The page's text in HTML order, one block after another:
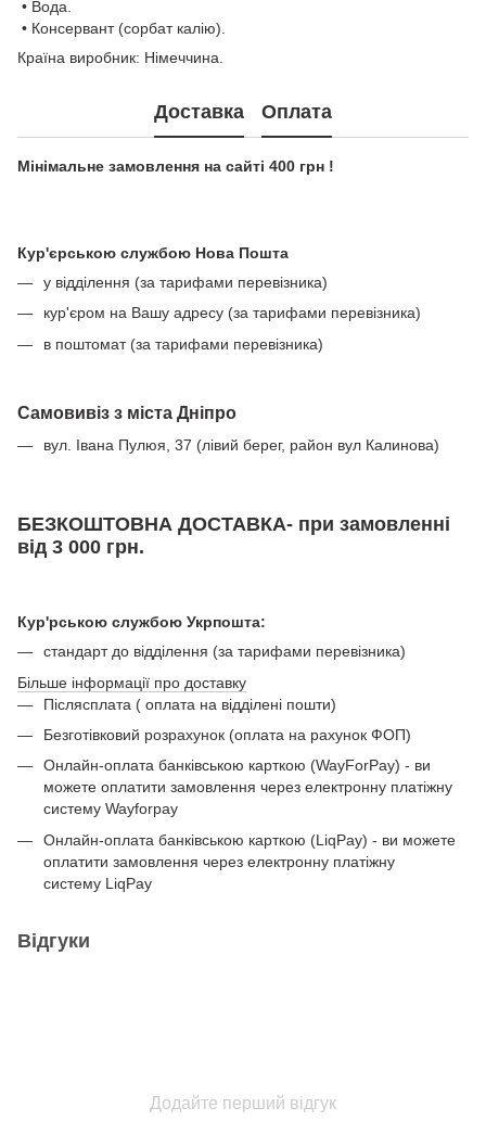
• Вода.
• Консервант (сорбат калію).
Країна виробник: Німеччина.
Доставка Оплата
Мінімальне замовлення на сайті 400 грн !
Кур'єрською службою Нова Пошта
у відділення (за тарифами перевізника)
кур'єром на Вашу адресу (за тарифами перевізника)
в поштомат (за тарифами перевізника)
Самовивіз з міста Дніпро
вул. Івана Пулюя, 37 (лівий берег, район вул Калинова)
БЕЗКОШТОВНА ДОСТАВКА- при замовленні
від 3 000 грн.
Кур'рською службою Укрпошта:
стандарт до відділення (за тарифами перевізника)
Більше інформації про доставку
Післясплата ( оплата на відділені пошти)
Безготівковий розрахунок (оплата на рахунок ФОП)
Онлайн-оплата банківською карткою (WayForPay) - ви
можете оплатити замовлення через електронну платіжну
систему Wayforpay
Онлайн-оплата банківською карткою (LiqPay) - ви можете
оплатити замовлення через електронну платіжну
систему LiqPay
Відгуки
Додайте перший відгук